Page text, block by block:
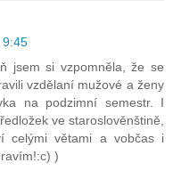
9:45
jsem si vzpomněla, že se
vzdělaní mužové a ženy
na podzimní semestr. I
ve staroslověnštině,
celými větami a vobčas i
)